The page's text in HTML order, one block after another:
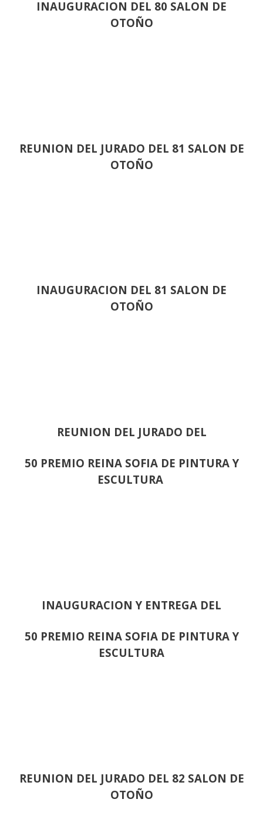
INAUGURACION DEL 80 SALON DE
OTOÑO
REUNION DEL JURADO DEL 81 SALON DE
OTOÑO
INAUGURACION DEL 81 SALON DE
OTOÑO
REUNION DEL JURADO DEL
50 PREMIO REINA SOFIA DE PINTURA Y
ESCULTURA
INAUGURACION Y ENTREGA DEL
50 PREMIO REINA SOFIA DE PINTURA Y
ESCULTURA
REUNION DEL JURADO DEL 82 SALON DE
OTOÑO